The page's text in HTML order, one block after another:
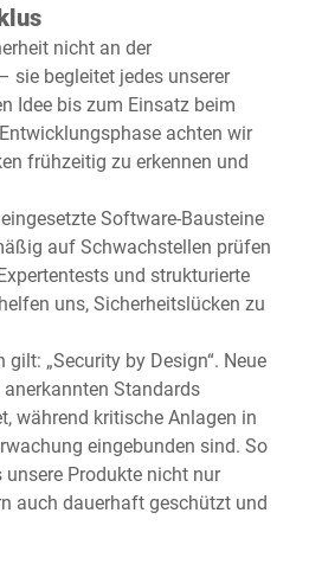
nicht an der
sie begleitet jedes unserer
Idee bis zum Einsatz beim
achten wir
frühzeitig zu erkennen und
Software-Bausteine
auf Schwachstellen prüfen
und strukturierte
uns, Sicherheitslücken zu
„Security by Design“. Neue
Standards
während kritische Anlagen in
eingebunden sind. So
unsere Produkte nicht nur
auch dauerhaft geschützt und